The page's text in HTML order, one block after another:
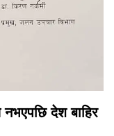
देश बाहिर